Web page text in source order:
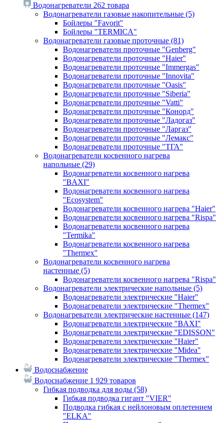
Водонагреватели 262 товара
Водонагреватели газовые накопительные (5)
Бойлеры "Favorit"
Бойлеры "TERMICA"
Водонагреватели газовые проточные (81)
Водонагреватели проточные "Genberg"
Водонагреватели проточные "Haier"
Водонагреватели проточные "Immergas"
Водонагреватели проточные "Innovita"
Водонагреватели проточные "Oasis"
Водонагреватели проточные "Siberia"
Водонагреватели проточные "Vatti"
Водонагреватели проточные "Конорд"
Водонагреватели проточные "Ладогаз"
Водонагреватели проточные "Ларгаз"
Водонагреватели проточные "Лемакс"
Водонагреватели проточные "ТГА"
Водонагреватели косвенного нагрева
напольные (29)
Водонагреватели косвенного нагрева
"BAXI"
Водонагреватели косвенного нагрева
"Ecosystem"
Водонагреватели косвенного нагрева "Haier"
Водонагреватели косвенного нагрева "Rispa"
Водонагреватели косвенного нагрева
"Termika"
Водонагреватели косвенного нагрева
"Thermex"
Водонагреватели косвенного нагрева
настенные (5)
Водонагреватели косвенного нагрева "Rispa"
Водонагреватели электрические напольные (5)
Водонагреватели электрические "Haier"
Водонагреватели электрические "Thermex"
Водонагреватели электрические настенные (147)
Водонагреватели электрические "BAXI"
Водонагреватели электрические "EDISSON"
Водонагреватели электрические "Haier"
Водонагреватели электрические "Midea"
Водонагреватели электрические "Thermex"
Водоснабжение
Водоснабжение 1 929 товаров
Гибкая подводка для воды (58)
Гибкая подводка гигант "VIER"
Подводка гибкая с нейлоновым оплетением
"ELKA"